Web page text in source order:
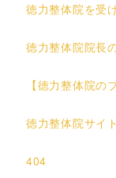
徳力整体院を受
徳力整体院院長
【徳力整体院の
徳力整体院サイ
404